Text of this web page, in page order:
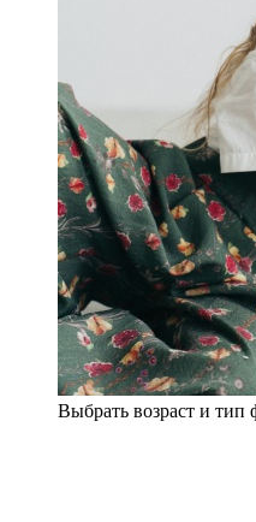
Выбрать возраст и тип